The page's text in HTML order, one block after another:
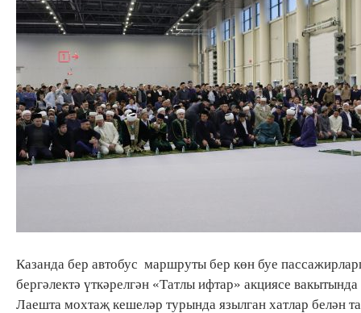
Казанда бер автобус маршруты бер көн буе
бергәлектә үткәрелгән «Татлы ифтар» акциясе
Лаешта мохтаҗ кешеләр турында язылган хатлар белән